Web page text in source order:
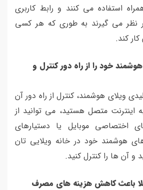
استفاده می کنند و رابط کاربری
نظر می گیرند به طوری که هر کسی
کند.
خود را از راه دور کنترل و
ویلای هوشمند، کنترل از راه دور آن
اینترنت متصل هستید، می توانید از
اختصاصی موبایل یا دستیارهای
هوشمند خود در خانه ویلایی تان
آن ها را کنترل کنید.
باعث کاهش هزینه های مصرف